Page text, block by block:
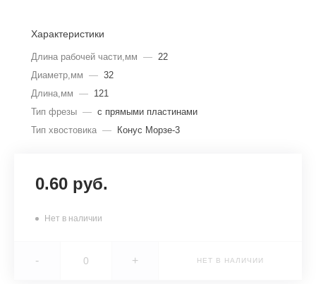
Характеристики
Длина рабочей части,мм — 22
Диаметр,мм — 32
Длина,мм — 121
Тип фрезы — с прямыми пластинами
Тип хвостовика — Конус Морзе-3
0.60 руб.
Нет в наличии
- + НЕТ В НАЛИЧИИ